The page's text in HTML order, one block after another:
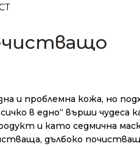
и проблемна кожа, но
в едно“ върши чудеса
и като седмична
дълбоко